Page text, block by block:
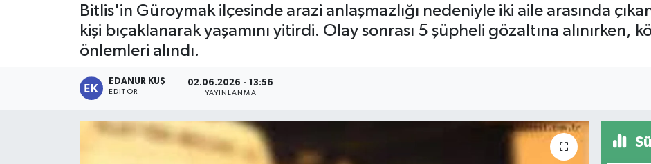
Bitlis'in Güroymak ilçesinde arazi anlaşmazlığı nedeniyle iki aile arasında
kişi bıçaklanarak yaşamını yitirdi. Olay sonrası 5 şüpheli gözaltına alınırken,
önlemleri alındı.
EDANUR KUŞ
EDITÖR
02.06.2026 - 13:56
YAYINLANMA